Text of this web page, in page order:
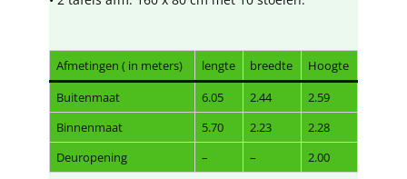
Afmetingen ( in meters) lengte breedte
Hoogte
Buitenmaat
6.05 2.44
2.59
Binnenmaat
5.70 2.23
2.28
Deuropening
– – 2.00